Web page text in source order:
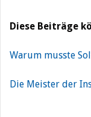
Diese Beiträge
Warum musste
Die Meister der